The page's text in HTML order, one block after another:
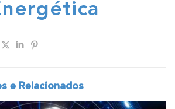
e Relacionados